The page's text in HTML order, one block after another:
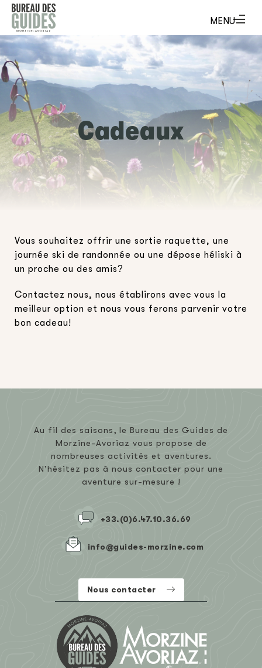
Cadeaux
Vous souhaitez offrir une sortie raquette, une
journée ski de randonnée ou une dépose héliski à
un proche ou des amis?
Contactez nous, nous établirons avec vous la
meilleur option et nous vous ferons parvenir votre
bon cadeau!
Au fil des saisons, le Bureau des Guides de
Morzine-Avoriaz vous propose de
nombreuses activités et aventures.
N’hésitez pas à nous contacter pour une
aventure sur-mesure !
+33.(0)6.47.10.36.69
info@guides-morzine.com
Nous contacter